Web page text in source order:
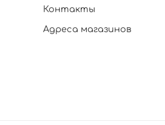
Контакты
Адреса магазинов